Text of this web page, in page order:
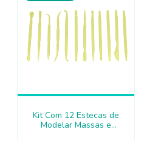
Kit Com 12 Estecas de
Modelar Massas e